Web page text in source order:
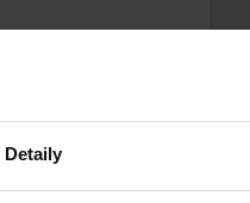
Detaily